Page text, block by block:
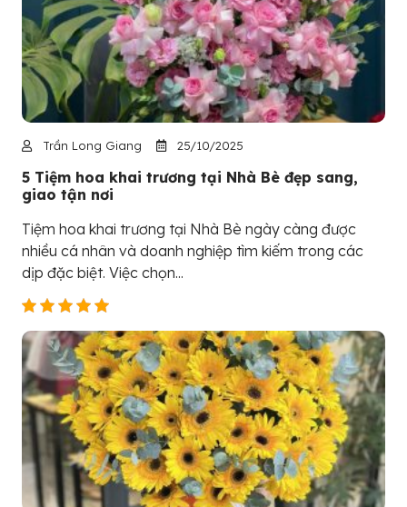
Trần Long Giang 25/10/2025
5 Tiệm hoa khai trương tại Nhà Bè đẹp sang,
giao tận nơi
Tiệm hoa khai trương tại Nhà Bè ngày càng được
nhiều cá nhân và doanh nghiệp tìm kiếm trong các
dịp đặc biệt. Việc chọn...